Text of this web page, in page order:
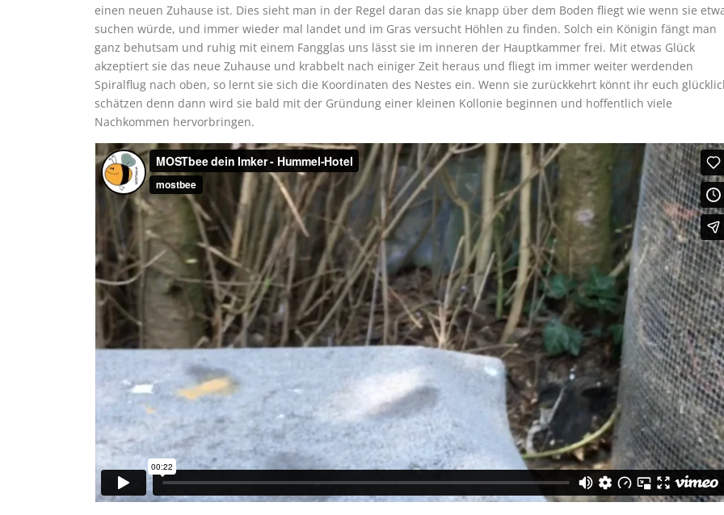
einen neuen Zuhause ist. Dies sieht man in der Regel daran das sie knapp über dem Boden fliegt wie wenn sie
suchen würde, und immer wieder mal landet und im Gras versucht Höhlen zu finden. Solch ein Königin fängt man
ganz behutsam und ruhig mit einem Fangglas uns lässt sie im inneren der Hauptkammer frei. Mit etwas Glück
akzeptiert sie das neue Zuhause und krabbelt nach einiger Zeit heraus und fliegt im immer weiter werdenden
Spiralflug nach oben, so lernt sie sich die Koordinaten des Nestes ein. Wenn sie zurückkehrt könnt ihr euch
schätzen denn dann wird sie bald mit der Gründung einer kleinen Kollonie beginnen und hoffentlich viele
Nachkommen hervorbringen.